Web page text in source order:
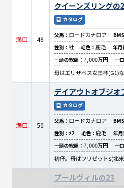
満口 49
クイーンズリングの
カタログ
父馬： ロードカナロア
性別： 牡 毛色： 鹿毛 年月
一頭の総額： 7,000万円 一
母はエリザベス女王杯(G1)
満口 50
デイアウトオブジオ
カタログ
父馬： ロードカナロア
性別： ﾒｽ 毛色： 鹿毛 年月
一頭の総額： 7,000万円 一
初仔。母はフリゼットS(北
プールヴィルの23